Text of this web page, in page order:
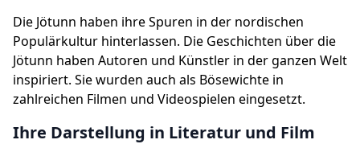
Die Jötunn haben ihre Spuren in der nordischen
Populärkultur hinterlassen. Die Geschichten über die
Jötunn haben Autoren und Künstler in der ganzen Welt
inspiriert. Sie wurden auch als Bösewichte in
zahlreichen Filmen und Videospielen eingesetzt.
Ihre Darstellung in Literatur und Film